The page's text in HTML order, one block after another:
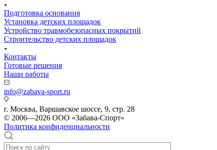
Подготовка основания
Установка детских площадок
Устройство травмобезопасных покрытий
Строительство детских площадок
Контакты
Готовые решения
Наши работы
info@zabava-sport.ru
г. Москва, Варшавское шоссе, 9, стр. 28
© 2006—2026 ООО «Забава-Спорт»
Политика конфиденциальности